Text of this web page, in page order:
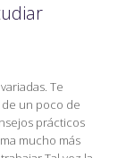
Te
un poco de
prácticos
mucho más